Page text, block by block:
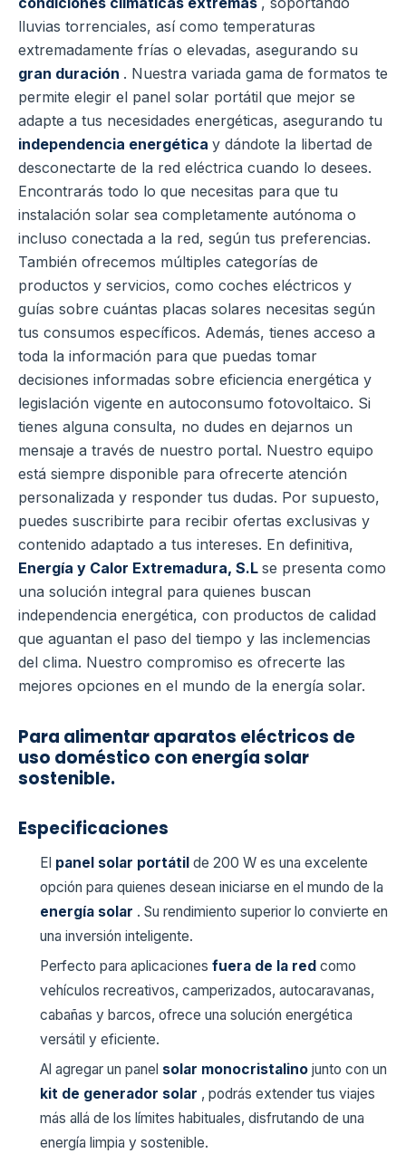
lluvias torrenciales, así como temperaturas
extremadamente frías o elevadas, asegurando su
gran duración . Nuestra variada gama de formatos te
permite elegir el panel solar portátil que mejor se
adapte a tus necesidades energéticas, asegurando tu
independencia energética y dándote la libertad de
desconectarte de la red eléctrica cuando lo desees.
Encontrarás todo lo que necesitas para que tu
instalación solar sea completamente autónoma o
incluso conectada a la red, según tus preferencias.
También ofrecemos múltiples categorías de
productos y servicios, como coches eléctricos y
guías sobre cuántas placas solares necesitas según
tus consumos específicos. Además, tienes acceso a
toda la información para que puedas tomar
decisiones informadas sobre eficiencia energética y
legislación vigente en autoconsumo fotovoltaico. Si
tienes alguna consulta, no dudes en dejarnos un
mensaje a través de nuestro portal. Nuestro equipo
está siempre disponible para ofrecerte atención
personalizada y responder tus dudas. Por supuesto,
puedes suscribirte para recibir ofertas exclusivas y
contenido adaptado a tus intereses. En definitiva,
Energía y Calor Extremadura, S.L se presenta como
una solución integral para quienes buscan
independencia energética, con productos de calidad
que aguantan el paso del tiempo y las inclemencias
del clima. Nuestro compromiso es ofrecerte las
mejores opciones en el mundo de la energía solar.
Para alimentar aparatos eléctricos de
uso doméstico con energía solar
sostenible.
Especificaciones
El panel solar portátil de 200 W es una excelente
opción para quienes desean iniciarse en el mundo de la
energía solar . Su rendimiento superior lo convierte en
una inversión inteligente.
Perfecto para aplicaciones fuera de la red como
vehículos recreativos, camperizados, autocaravanas,
cabañas y barcos, ofrece una solución energética
versátil y eficiente.
Al agregar un panel solar monocristalino junto con un
kit de generador solar , podrás extender tus viajes
más allá de los límites habituales, disfrutando de una
energía limpia y sostenible.